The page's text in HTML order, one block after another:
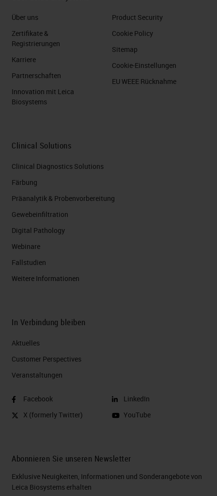
Über uns
Zertifikate &
Registrierungen
Karriere
Partnerschaften
Innovation mit Leica
Biosystems
Product Security
Cookie Policy
Sitemap
Cookie-Einstellungen
EU WEEE Rücknahme
Clinical Solutions
Clinical Diagnostics Solutions
Färbung
Präanalytik & Probenvorbereitung
Gewebeinfiltration
Digital Pathology
Webinare
Fallstudien
Weitere Informationen
In Verbindung bleiben
Aktuelles
Customer Perspectives​
Veranstaltungen
Facebook
X (formerly Twitter)
LinkedIn
YouTube
Abonnieren Sie unseren Newsletter
Exklusive Neuigkeiten, Informationen und Sonderangebote von
Leica Biosystems erhalten